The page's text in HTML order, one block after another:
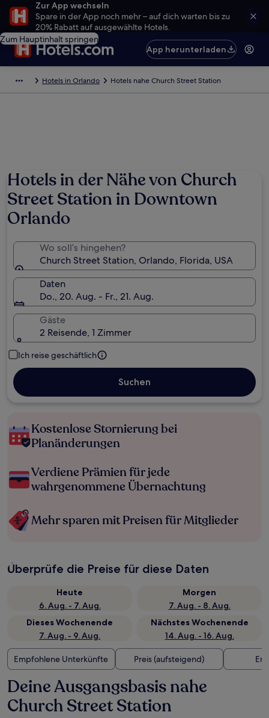
Zur App wechseln
Spare in der App noch mehr – auf dich warten bis zu
20% Rabatt auf ausgewählte Hotels.
Zum Hauptinhalt springen
App herunterladen
Hotels in Orlando Hotels nahe Church Street Station
Hotels in der Nähe von Church
Street Station in Downtown
Orlando
Wo soll’s hingehen?
Church Street Station, Orlando, Florida, USA
Daten
Do., 20. Aug. - Fr., 21. Aug.
Gäste
2 Reisende, 1 Zimmer
Ich reise geschäftlich
Suchen
Kostenlose Stornierung bei
Planänderungen
Verdiene Prämien für jede
wahrgenommene Übernachtung
Mehr sparen mit Preisen für Mitglieder
Überprüfe die Preise für diese Daten
Heute
6. Aug. - 7. Aug.
Morgen
7. Aug. - 8. Aug.
Dieses Wochenende
7. Aug. - 9. Aug.
Nächstes Wochenende
14. Aug. - 16. Aug.
Empfohlene Unterkünfte Preis (aufsteigend)
Deine Ausgangsbasis nahe
Church Street Station